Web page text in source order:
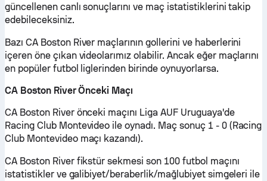
güncellenen canlı sonuçlarını ve maç istatistiklerini takip
edebileceksiniz.
Bazı CA Boston River maçlarının gollerini ve haberlerini
içeren öne çıkan videolarımız olabilir. Ancak eğer maçlarını
en popüler futbol liglerinden birinde oynuyorlarsa.
CA Boston River Önceki Maçı
CA Boston River önceki maçını Liga AUF Uruguaya'de
Racing Club Montevideo ile oynadı. Maç sonuç 1 - 0 (Racing
Club Montevideo maçı kazandı).
CA Boston River fikstür sekmesi son 100 futbol maçını
istatistikler ve galibiyet/beraberlik/mağlubiyet simgeleri ile